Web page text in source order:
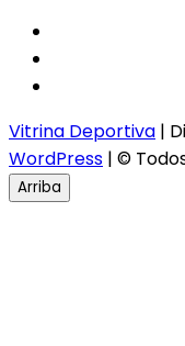
Vitrina Deportiva |
WordPress | ©
Arriba